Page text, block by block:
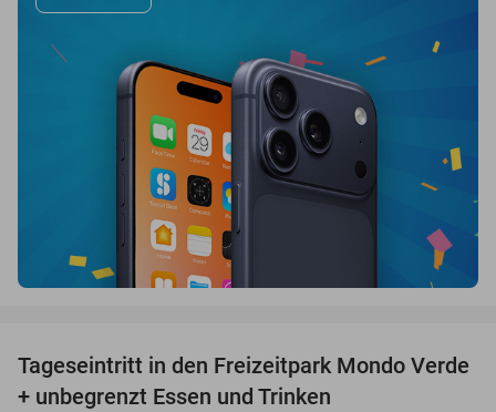
25%
Tageseintritt in den Freizeitpark Mondo Verde
+ unbegrenzt Essen und Trinken